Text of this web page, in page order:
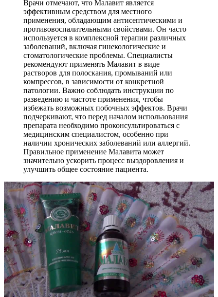
Врачи отмечают, что Малавит является
эффективным средством для местного
применения, обладающим антисептическими и
противовоспалительными свойствами. Он часто
используется в комплексной терапии различных
заболеваний, включая гинекологические и
стоматологические проблемы. Специалисты
рекомендуют применять Малавит в виде
растворов для полоскания, промываний или
компрессов, в зависимости от конкретной
патологии. Важно соблюдать инструкции по
разведению и частоте применения, чтобы
избежать возможных побочных эффектов. Врачи
подчеркивают, что перед началом использования
препарата необходимо проконсультироваться с
медицинским специалистом, особенно при
наличии хронических заболеваний или аллергий.
Правильное применение Малавита может
значительно ускорить процесс выздоровления и
улучшить общее состояние пациента.